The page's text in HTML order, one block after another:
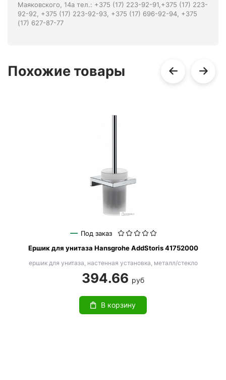
Маяковского, 14а тел.: +375 (17) 223-92-91,+375 (17) 223-
92-92, +375 (17) 223-92-93, +375 (17) 696-92-94, +375
(17) 627-87-77
Похожие товары
Под заказ
Ершик для унитаза Hansgrohe AddStoris 41752000
ершик для унитаза, настенная установка, металл/стекло
394.66 руб
В корзину